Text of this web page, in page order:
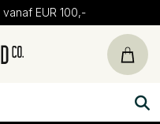
vanaf EUR 100,-